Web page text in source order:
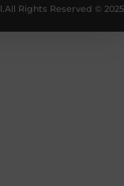
All Rights Reserved © 2025